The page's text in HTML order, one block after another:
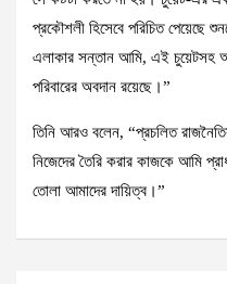
প্রকৌশলী হিসেবে পরিচিত পেয়েছে
এলাকার সন্তান আমি, এই চুয়েটসহ
পরিবারের অবদান রয়েছে।”
তিনি আরও বলেন, “প্রচলিত রাজনৈতিক
নিজেদের তৈরি করার কাজকে আমি
তোলা আমাদের দায়িত্ব।”